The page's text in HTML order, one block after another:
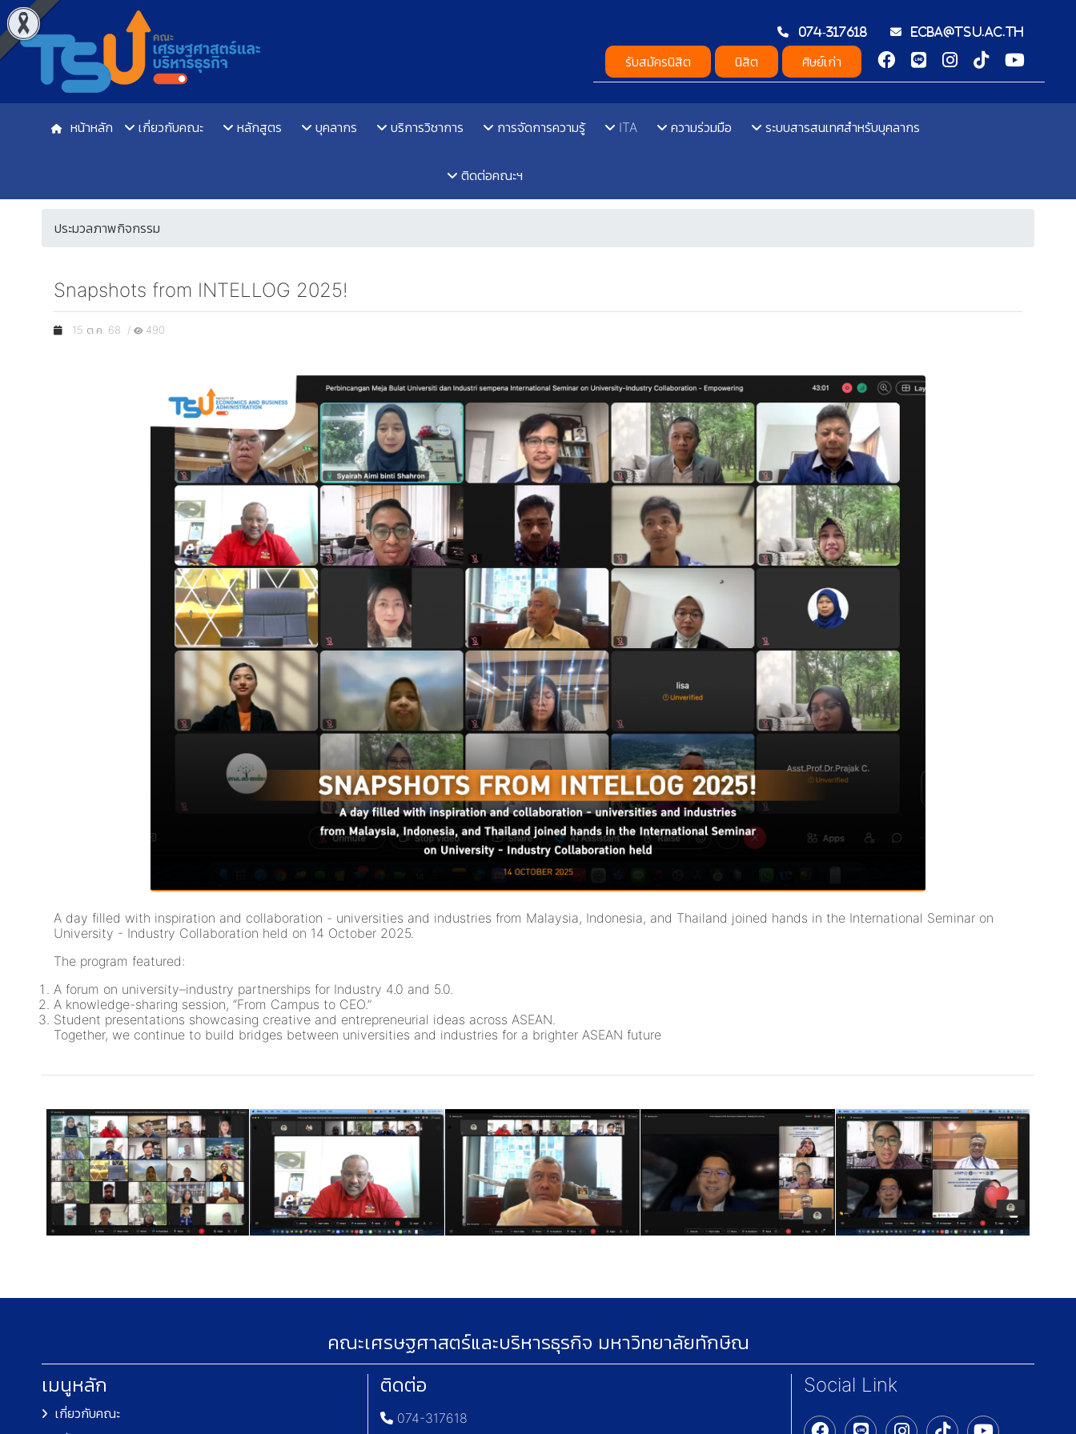
074-317618 ecba@tsu.ac.th
รับสมัครนิสิต นิสิต ศิษย์เก่า
หน้าหลัก เกี่ยวกับคณะ หลักสูตร บุคลากร บริการวิชาการ การจัดการความรู้ ITA ความร่วมมือ ระบบสารสนเทศสำหรับบุคลากร
ติดต่อคณะฯ
ประมวลภาพกิจกรรม
Snapshots from INTELLOG 2025!
15 ต.ค. 68 / 490
A day filled with inspiration and collaboration - universities and industries from Malaysia, Indonesia, and Thailand joined hands in the International Seminar on
University - Industry Collaboration held on 14 October 2025.
The program featured:
A forum on university–industry partnerships for Industry 4.0 and 5.0.
A knowledge-sharing session, “From Campus to CEO.”
Student presentations showcasing creative and entrepreneurial ideas across ASEAN.
Together, we continue to build bridges between universities and industries for a brighter ASEAN future
คณะเศรษฐศาสตร์และบริหารธุรกิจ มหาวิทยาลัยทักษิณ
เมนูหลัก
เกี่ยวกับคณะ
ติดต่อ
074-317618
Social Link